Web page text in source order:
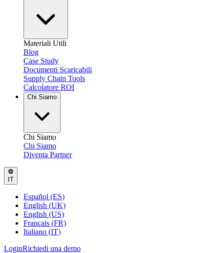
Materiali Utili
Blog
Case Study
Documenti Scaricabili
Supply Chain Tools
Calcolatore ROI
Chi Siamo
Chi Siamo
Chi Siamo
Diventa Partner
IT
Español (ES)
English (UK)
English (US)
Français (FR)
Italiano (IT)
LoginRichiedi una demo